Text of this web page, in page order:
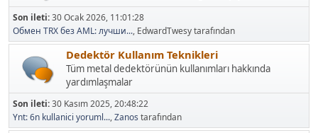
Son ileti:30 Ocak 2026, 11:01:28
Обмен TRX без AML: лучши..., EdwardTwesy tarafından
Dedektör Kullanım Teknikleri
Tüm metal dedektörünün kullanımları hakkında
yardımlaşmalar
Son ileti:30 Kasım 2025, 20:48:22
Ynt: 6n kullanici yoruml...,Zanos tarafından